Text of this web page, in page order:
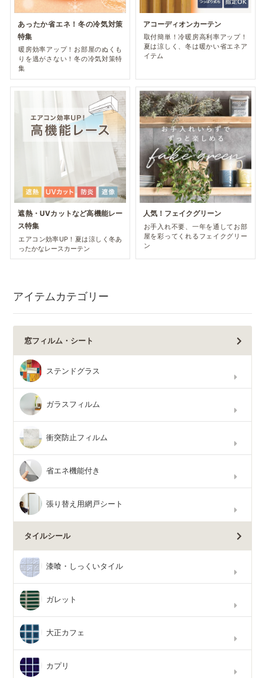
あったか省エネ！冬の冷気対策
特集
暖房効率アップ！お部屋のぬくも
りを逃がさない！冬の冷気対策特
集
アコーディオンカーテン
取付簡単！冷暖房高利率アップ！
夏は涼しく、冬は暖かい省エネア
イテム
遮熱・UVカットなど高機能レー
ス特集
エアコン効率UP！夏は涼しく冬あ
ったかなレースカーテン
人気！フェイクグリーン
お手入れ不要、一年を通してお部
屋を彩ってくれるフェイクグリー
ン
アイテムカテゴリー
窓フィルム・シート
ステンドグラス
ガラスフィルム
衝突防止フィルム
省エネ機能付き
張り替え用網戸シート
タイルシール
漆喰・しっくいタイル
ガレット
大正カフェ
カプリ